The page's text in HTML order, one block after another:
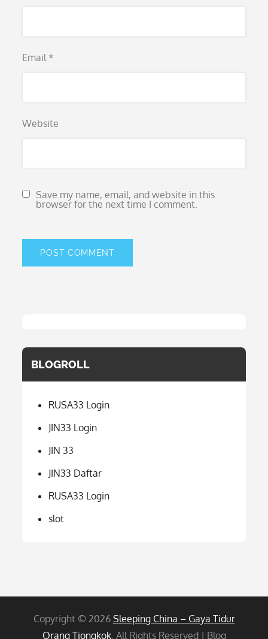
Email *
Website
Save my name, email, and website in this
browser for the next time I comment.
BLOGROLL
RUSA33 Login
JIN33 Login
JIN 33
JIN33 Daftar
RUSA33 Login
slot
Copyright © 2026 Sleeping China – Gaya Tidur
Orang Tiongkok. All Rights Reserved | Blog